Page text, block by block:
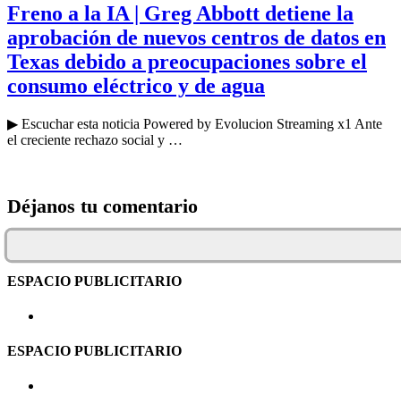
Freno a la IA | Greg Abbott detiene la
aprobación de nuevos centros de datos en
Texas debido a preocupaciones sobre el
consumo eléctrico y de agua
▶ Escuchar esta noticia Powered by Evolucion Streaming x1 Ante
el creciente rechazo social y …
Déjanos tu comentario
ESPACIO PUBLICITARIO
ESPACIO PUBLICITARIO